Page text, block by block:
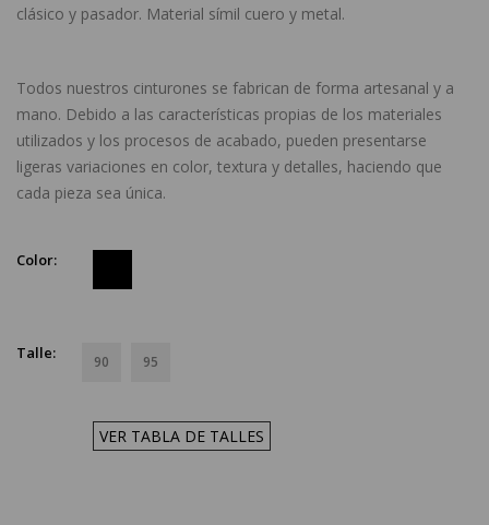
clásico y pasador. Material símil cuero y metal.
Todos nuestros cinturones se fabrican de forma artesanal y a
mano. Debido a las características propias de los materiales
utilizados y los procesos de acabado, pueden presentarse
ligeras variaciones en color, textura y detalles, haciendo que
cada pieza sea única.
Color:
Talle: 90 95
VER TABLA DE TALLES